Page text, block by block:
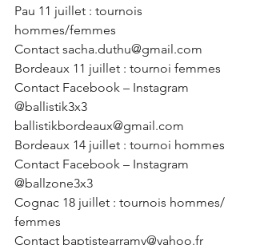
Pau 11 juillet : tournois
hommes/femmes
Contact sacha.duthu@gmail.com
Bordeaux 11 juillet : tournoi femmes
Contact Facebook – Instagram
@ballistik3x3
ballistikbordeaux@gmail.com
Bordeaux 14 juillet : tournoi hommes
Contact Facebook – Instagram
@ballzone3x3
Cognac 18 juillet : tournois hommes/
femmes
Contact baptistearramy@yahoo.fr